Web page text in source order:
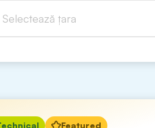
Selectează țara
Featured